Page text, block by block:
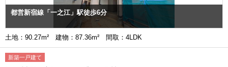
都営新宿線「一之江」駅徒歩6分
土地：90.27m² 建物：87.36m² 間取：4LDK
新築一戸建て